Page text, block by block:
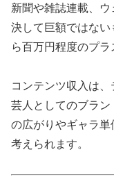
新聞や雑誌連載、
決して巨額ではな
ら百万円程度のプラ
コンテンツ収入は、
芸人としてのブラ
の広がりやギャラ単
考えられます。